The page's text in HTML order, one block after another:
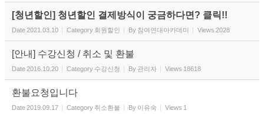
[청년할인] 청년할인 결제방식이 궁금하다면? 클릭!!
Date2021.03.10 Category 회원할인 By 참여연대아카데미 Views 2028
[안내] 수강신청 / 취소 및 환불
Date2016.10.20 Category 수강신청 By 관리자 Views 18618
환불요청입니다
Date2019.09.17 Category 취소환불 By 이유숙 Views 1